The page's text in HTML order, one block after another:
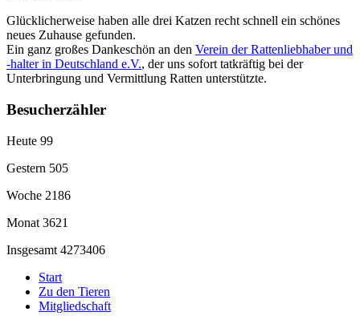
Glücklicherweise haben alle drei Katzen recht schnell ein schönes
neues Zuhause gefunden.
Ein ganz großes Dankeschön an den Verein der Rattenliebhaber und
-halter in Deutschland e.V., der uns sofort tatkräftig bei der
Unterbringung und Vermittlung Ratten unterstützte.
Besucherzähler
Heute 99
Gestern 505
Woche 2186
Monat 3621
Insgesamt 4273406
Start
Zu den Tieren
Mitgliedschaft